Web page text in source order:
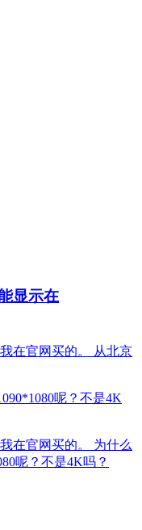
显示在
在官网买的。 从北京
呢？不是4K
在官网买的。 为什么
呢？不是4K吗？